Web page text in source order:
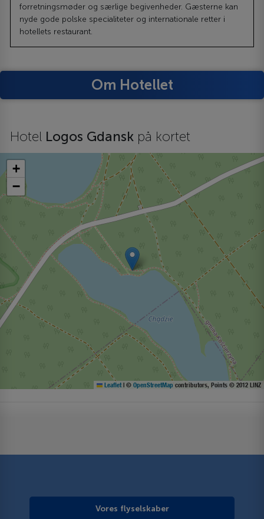
forretningsmøder og særlige begivenheder. Gæsterne kan
nyde gode polske specialiteter og internationale retter i
hotellets restaurant.
Om Hotellet
Hotel Logos Gdansk på kortet
+
−
Leaflet | © OpenStreetMap contributors, Points © 2012 LINZ
Vores flyselskaber